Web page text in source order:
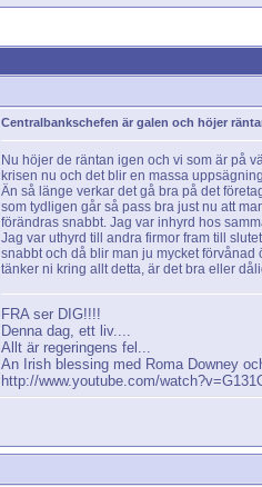
Centralbankschefen är galen och höjer
Nu höjer de räntan igen och vi som är på
krisen nu och det blir en massa
Än så länge verkar det gå bra på det
som tydligen går så pass bra just nu att
förändras snabbt. Jag var inhyrd hos
Jag var uthyrd till andra firmor fram till
snabbt och då blir man ju mycket
tänker ni kring allt detta, är det bra eller
FRA ser DIG!!!!
Denna dag, ett liv....
Allt är regeringens fel...
An Irish blessing med Roma Downey
http://www.youtube.com/